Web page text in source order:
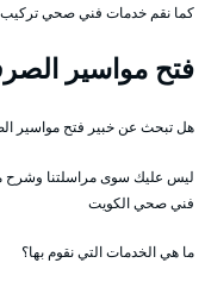
كما نقم خدمات فني صحي تركيب
فتح مواسير
هل تبحث عن خبير فتح مواسير
ليس عليك سوى مراسلتنا وشرح
فني صحي الكويت
ما هي الخدمات التي نقوم بها؟